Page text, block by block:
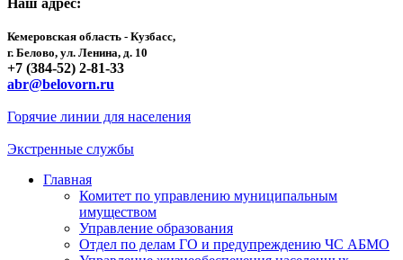
Наш адрес:
Кемеровская область - Кузбасс,
г. Белово, ул. Ленина, д. 10
+7 (384-52) 2-81-33
abr@belovorn.ru
Горячие линии для населения
Экстренные службы
Главная
Комитет по управлению муниципальным
имуществом
Управление образования
Отдел по делам ГО и предупреждению ЧС АБМО